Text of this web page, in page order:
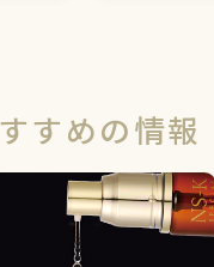
すめの情報